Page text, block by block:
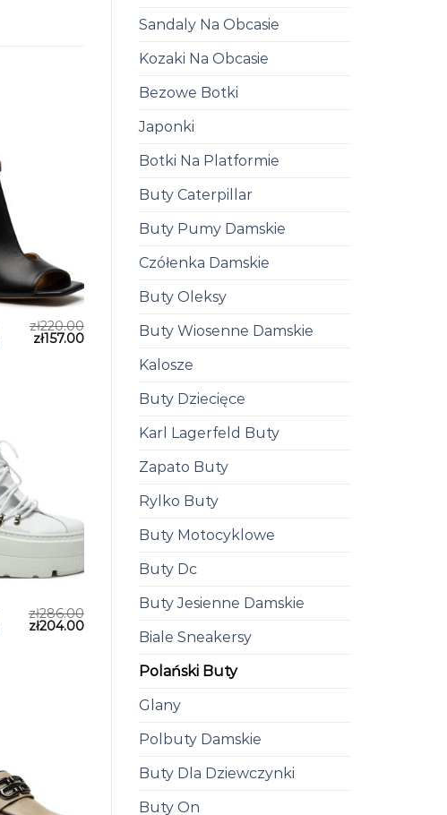
Sandaly Na Obcasie
Kozaki Na Obcasie
Bezowe Botki
Japonki
Botki Na Platformie
Buty Caterpillar
Buty Pumy Damskie
Czółenka Damskie
Buty Oleksy
Buty Wiosenne Damskie
Kalosze
Buty Dziecięce
Karl Lagerfeld Buty
Zapato Buty
Rylko Buty
Buty Motocyklowe
Buty Dc
Buty Jesienne Damskie
Biale Sneakersy
Polański Buty
Glany
Polbuty Damskie
Buty Dla Dziewczynki
Buty On
zł220.00
zł157.00
zł286.00
zł204.00